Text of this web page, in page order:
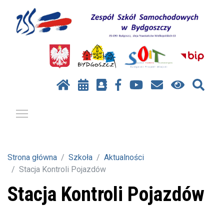
Strona główna Szkoła
Aktualności
Stacja Kontroli Pojazdów
Stacja Kontroli Pojazdów